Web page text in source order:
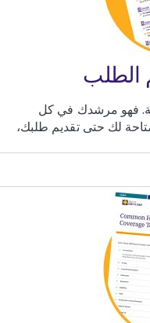
الطلب
فهو مرشدك في كل
لك حتى تقديم طلبك،